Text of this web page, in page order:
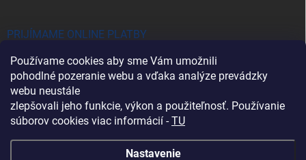
Používame cookies aby sme Vám umožnili
pohodlné pozeranie webu a vďaka analýze prevádzky
webu neustále
zlepšovali jeho funkcie, výkon a použiteľnosť. Používanie
súborov cookies viac informácií -TU
Nastavenie
PRIJÍMAME ONLINE PLATBY
Heureka.sk